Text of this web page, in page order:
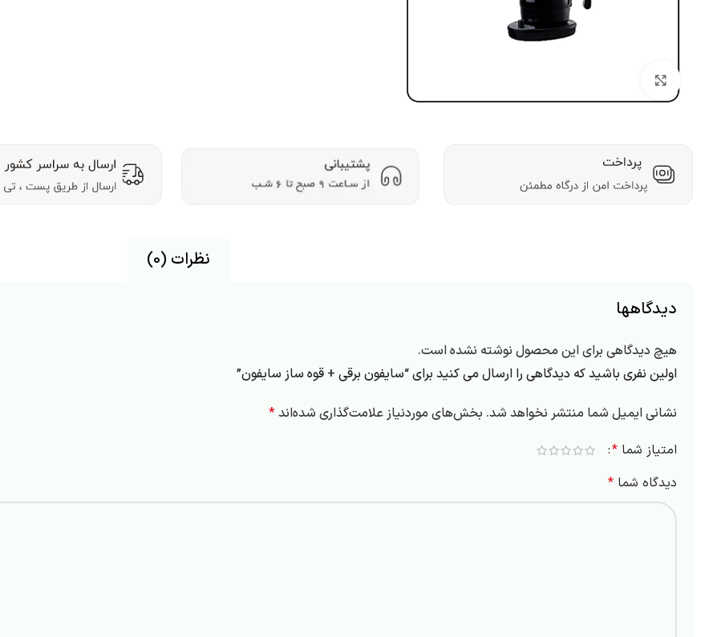
نظرات (0)
دیدگاهها
هیچ دیدگاهی برای این محصول نوشته نشده است.
اولین نفری باشید که دیدگاهی را ارسال می کنید برای “سایفون برقی + قوه ساز سایفون”
نشانی ایمیل شما منتشر نخواهد شد. بخش‌های موردنیاز علامت‌گذاری شده‌اند*
امتیاز شما *
دیدگاه شما *